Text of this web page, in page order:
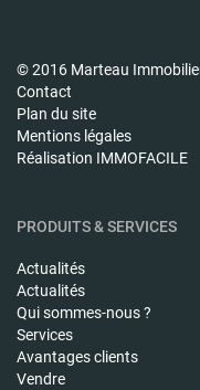
© 2016 Marteau
Contact
Plan du site
Mentions légales
Réalisation IMMOFACILE
PRODUITS & SERVICES
Actualités
Actualités
Qui sommes-nous ?
Services
Avantages clients
Vendre